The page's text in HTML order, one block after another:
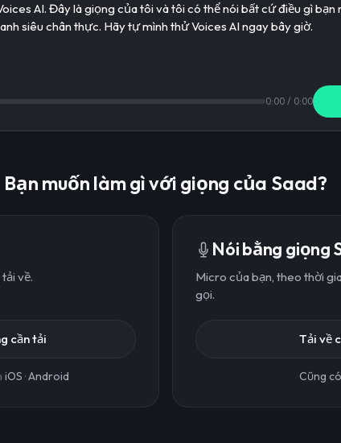
0:00 / 0:00
Bạn muốn làm gì với giọng của Saad?
về.
cần tải
iOS ·Android
Nói bằng giọng
Micro của bạn, theo thời
gọi.
Tải về
Cũng